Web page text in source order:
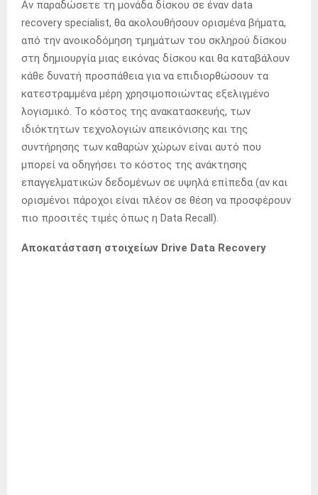
Αν παραδώσετε τη μονάδα δίσκου σε έναν data
recovery specialist, θα ακολουθήσουν ορισμένα βήματα,
από την ανοικοδόμηση τμημάτων του σκληρού δίσκου
στη δημιουργία μιας εικόνας δίσκου και θα καταβάλουν
κάθε δυνατή προσπάθεια για να επιδιορθώσουν τα
κατεστραμμένα μέρη χρησιμοποιώντας εξελιγμένο
λογισμικό. Το κόστος της ανακατασκευής, των
ιδιόκτητων τεχνολογιών απεικόνισης και της
συντήρησης των καθαρών χώρων είναι αυτό που
μπορεί να οδηγήσει το κόστος της ανάκτησης
επαγγελματικών δεδομένων σε υψηλά επίπεδα (αν και
ορισμένοι πάροχοι είναι πλέον σε θέση να προσφέρουν
πιο προσιτές τιμές όπως η Data Recall).
Αποκατάσταση στοιχείων Drive Data Recovery